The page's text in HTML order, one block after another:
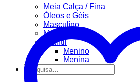
Meia Calça / Fina
Óleos e Géis
Masculino
Modeladora
Infantil
Menino
Menina
Pesquisar
por: